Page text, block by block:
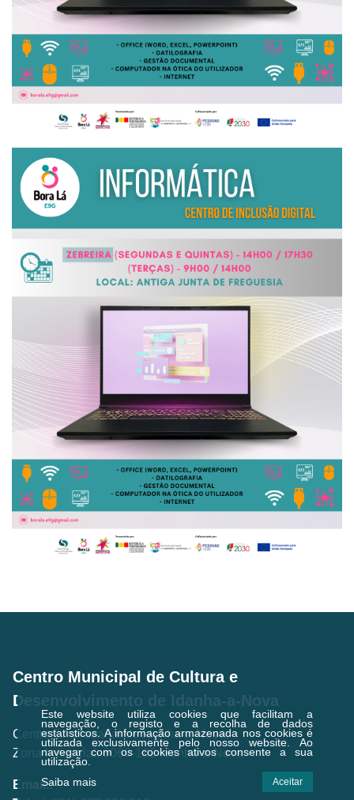
Este website utiliza cookies que facilitam a
navegação, o registo e a recolha de dados
estatísticos.A informação armazenada nos cookies é
utilizada exclusivamente pelo nosso website. Ao
navegar com os cookies ativos consente a sua
utilização.
Saiba mais
Aceitar
Centro Municipal de Cultura e
Desenvolvimento de Idanha-a-Nova
Centro Empresarial de Idanha-a-Nova,
Zona Industrial, 6060-182 Idanha-a-Nova
Email.: geral@cmcd.pt